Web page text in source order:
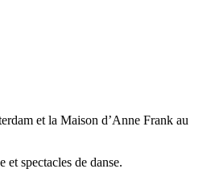
et la Maison d’Anne Frank au
et spectacles de danse.